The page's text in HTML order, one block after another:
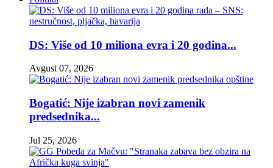
DS: Više od 10 miliona evra i 20 godina...
Avgust 07, 2026
Bogatić: Nije izabran novi zamenik
predsednika...
Jul 25, 2026